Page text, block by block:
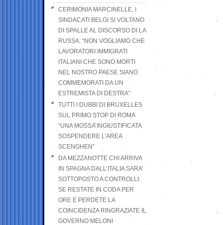
CERIMONIA MARCINELLE, I
SINDACATI BELGI SI VOLTANO
DI SPALLE AL DISCORSO DI LA
RUSSA: “NON VOGLIAMO CHE
LAVORATORI IMMIGRATI
ITALIANI CHE SONO MORTI
NEL NOSTRO PAESE SIANO
COMMEMORATI DA UN
ESTREMISTA DI DESTRA”
TUTTI I DUBBI DI BRUXELLES
SUL PRIMO STOP DI ROMA
“UNA MOSSA INGIUSTIFICATA
SOSPENDERE L’AREA
SCENGHEN”
DA MEZZANOTTE CHI ARRIVA
IN SPAGNA DALL’ITALIA SARA’
SOTTOPOSTO A CONTROLLI:
SE RESTATE IN CODA PER
ORE E PERDETE LA
COINCIDENZA RINGRAZIATE IL
GOVERNO MELONI